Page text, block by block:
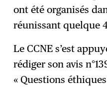
ont été organisés
réunissant quelque
Le CCNE s’est
rédiger son avis
« Questions